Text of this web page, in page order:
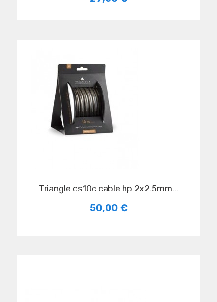
triangle os10c cable hp 2x2.5mm...
50,00 €